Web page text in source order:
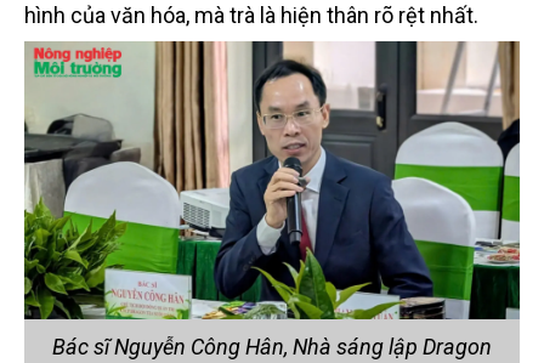
hình của văn hóa, mà trà là hiện thân rõ rệt nhất.
Bác sĩ Nguyễn Công Hân, Nhà sáng lập Dragon